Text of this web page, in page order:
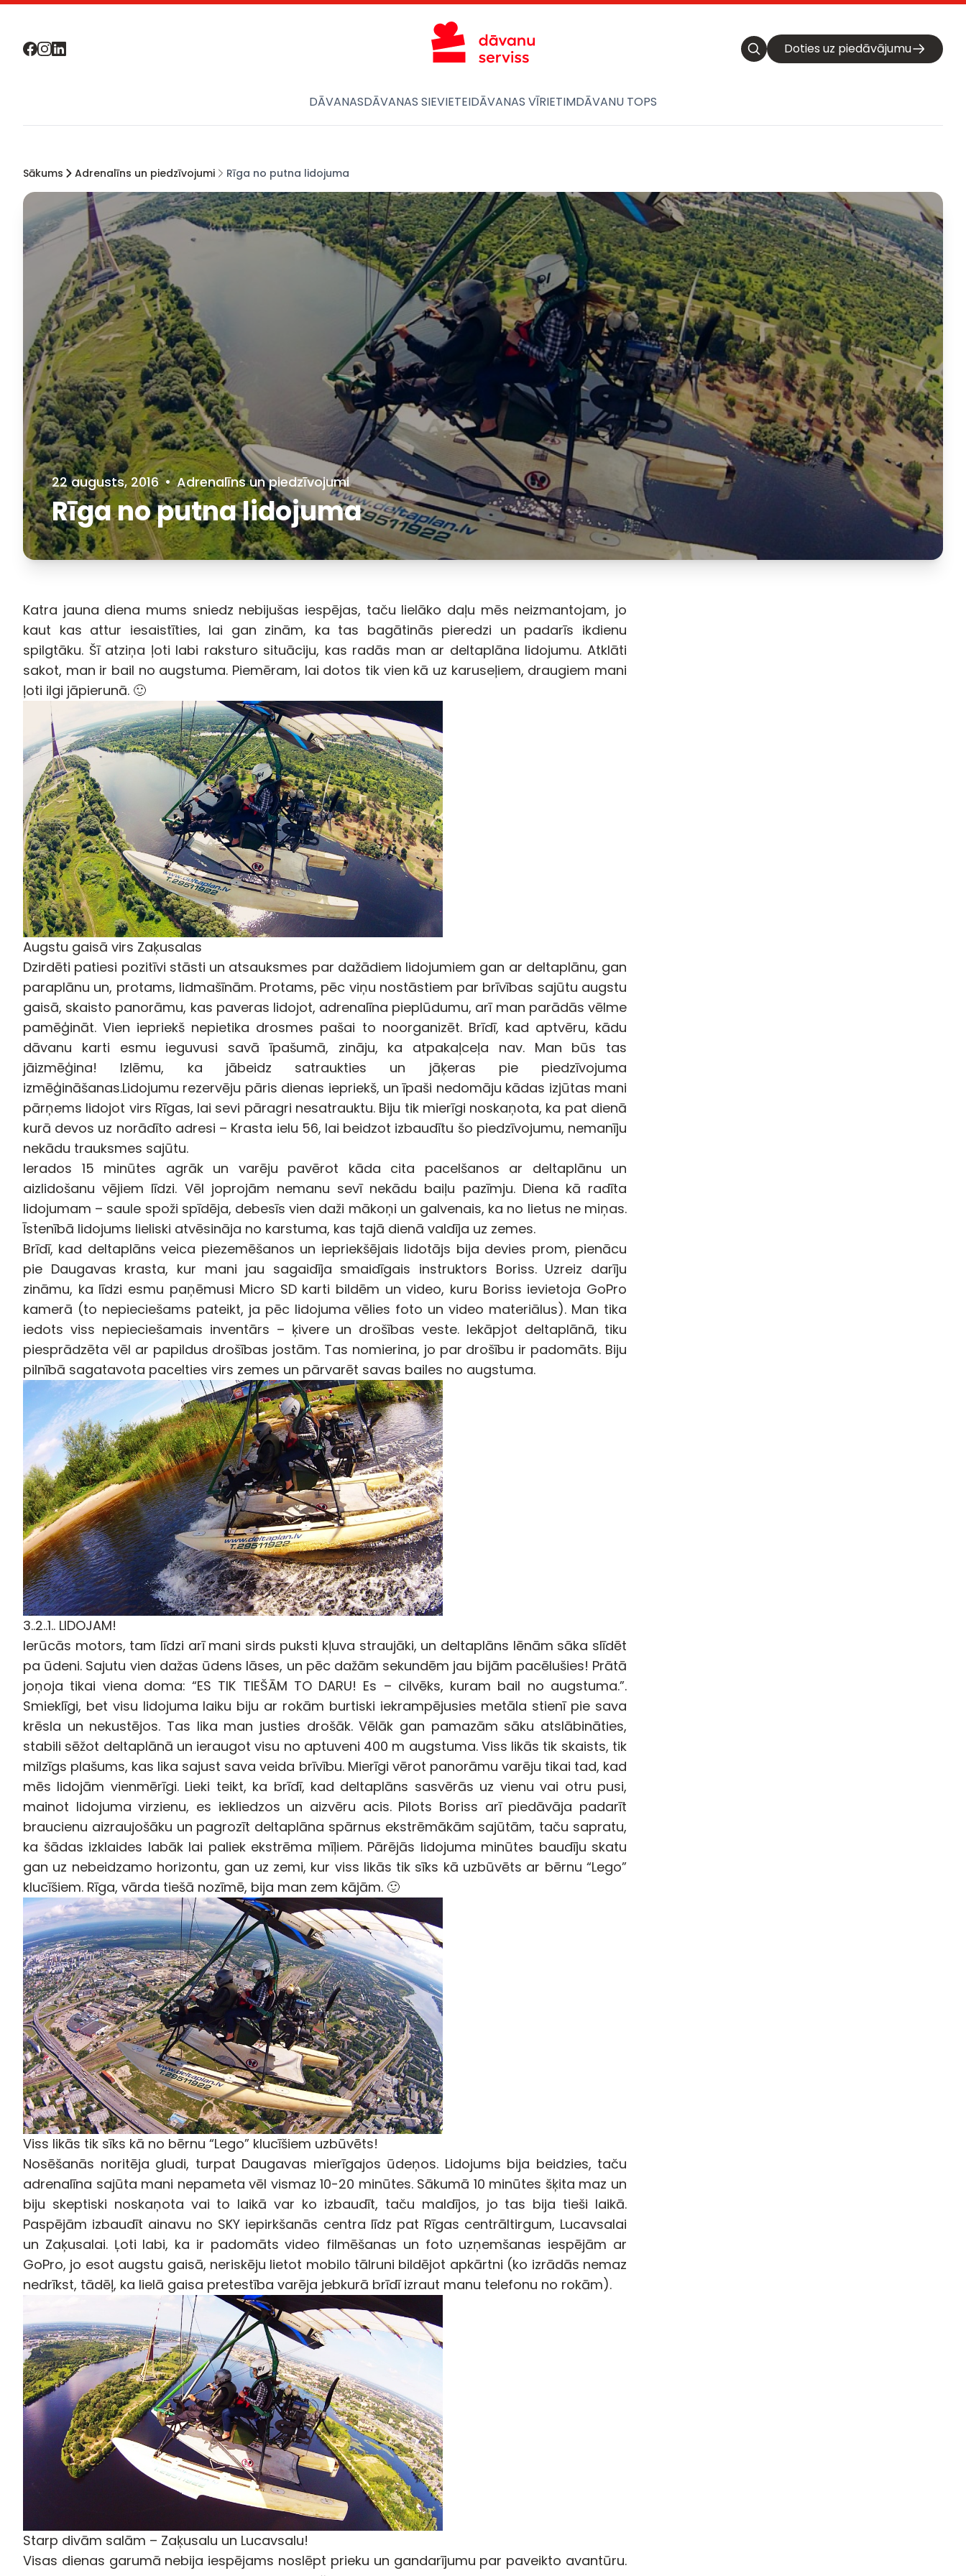
Doties uz piedāvājumu
DĀVANASDĀVANAS SIEVIETEIDĀVANAS VĪRIETIMDĀVANU TOPS
Sākums Adrenalīns un piedzīvojumi Rīga no putna lidojuma
22 augusts, 2016 • Adrenalīns un piedzīvojumi
Rīga no putna lidojuma
Katra jauna diena mums sniedz nebijušas iespējas, taču lielāko daļu mēs neizmantojam, jo
kaut kas attur iesaistīties, lai gan zinām, ka tas bagātinās pieredzi un padarīs ikdienu
spilgtāku. Šī atziņa ļoti labi raksturo situāciju, kas radās man ar deltaplāna lidojumu. Atklāti
sakot, man ir bail no augstuma. Piemēram, lai dotos tik vien kā uz karuseļiem, draugiem mani
ļoti ilgi jāpierunā. 🙂
Augstu gaisā virs Zaķusalas
Dzirdēti patiesi pozitīvi stāsti un atsauksmes par dažādiem lidojumiem gan ar deltaplānu, gan
paraplānu un, protams, lidmašīnām. Protams, pēc viņu nostāstiem par brīvības sajūtu augstu
gaisā, skaisto panorāmu, kas paveras lidojot, adrenalīna pieplūdumu, arī man parādās vēlme
pamēģināt. Vien iepriekš nepietika drosmes pašai to noorganizēt. Brīdī, kad aptvēru, kādu
dāvanu karti esmu ieguvusi savā īpašumā, zināju, ka atpakaļceļa nav. Man būs tas
jāizmēģina! Izlēmu, ka jābeidz satraukties un jāķeras pie piedzīvojuma
izmēģināšanas.Lidojumu rezervēju pāris dienas iepriekš, un īpaši nedomāju kādas izjūtas mani
pārņems lidojot virs Rīgas, lai sevi pāragri nesatrauktu. Biju tik mierīgi noskaņota, ka pat dienā
kurā devos uz norādīto adresi – Krasta ielu 56, lai beidzot izbaudītu šo piedzīvojumu, nemanīju
nekādu trauksmes sajūtu.
Ierados 15 minūtes agrāk un varēju pavērot kāda cita pacelšanos ar deltaplānu un
aizlidošanu vējiem līdzi. Vēl joprojām nemanu sevī nekādu baiļu pazīmju. Diena kā radīta
lidojumam – saule spoži spīdēja, debesīs vien daži mākoņi un galvenais, ka no lietus ne miņas.
Īstenībā lidojums lieliski atvēsināja no karstuma, kas tajā dienā valdīja uz zemes.
Brīdī, kad deltaplāns veica piezemēšanos un iepriekšējais lidotājs bija devies prom, pienācu
pie Daugavas krasta, kur mani jau sagaidīja smaidīgais instruktors Boriss. Uzreiz darīju
zināmu, ka līdzi esmu paņēmusi Micro SD karti bildēm un video, kuru Boriss ievietoja GoPro
kamerā (to nepieciešams pateikt, ja pēc lidojuma vēlies foto un video materiālus). Man tika
iedots viss nepieciešamais inventārs – ķivere un drošības veste. Iekāpjot deltaplānā, tiku
piesprādzēta vēl ar papildus drošības jostām. Tas nomierina, jo par drošību ir padomāts. Biju
pilnībā sagatavota pacelties virs zemes un pārvarēt savas bailes no augstuma.
3..2..1.. LIDOJAM!
Ierūcās motors, tam līdzi arī mani sirds puksti kļuva straujāki, un deltaplāns lēnām sāka slīdēt
pa ūdeni. Sajutu vien dažas ūdens lāses, un pēc dažām sekundēm jau bijām pacēlušies! Prātā
joņoja tikai viena doma: “ES TIK TIEŠĀM TO DARU! Es – cilvēks, kuram bail no augstuma.”.
Smieklīgi, bet visu lidojuma laiku biju ar rokām burtiski iekrampējusies metāla stienī pie sava
krēsla un nekustējos. Tas lika man justies drošāk. Vēlāk gan pamazām sāku atslābināties,
stabili sēžot deltaplānā un ieraugot visu no aptuveni 400 m augstuma. Viss likās tik skaists, tik
milzīgs plašums, kas lika sajust sava veida brīvību. Mierīgi vērot panorāmu varēju tikai tad, kad
mēs lidojām vienmērīgi. Lieki teikt, ka brīdī, kad deltaplāns sasvērās uz vienu vai otru pusi,
mainot lidojuma virzienu, es iekliedzos un aizvēru acis. Pilots Boriss arī piedāvāja padarīt
braucienu aizraujošāku un pagrozīt deltaplāna spārnus ekstrēmākām sajūtām, taču sapratu,
ka šādas izklaides labāk lai paliek ekstrēma mīļiem. Pārējās lidojuma minūtes baudīju skatu
gan uz nebeidzamo horizontu, gan uz zemi, kur viss likās tik sīks kā uzbūvēts ar bērnu “Lego”
klucīšiem. Rīga, vārda tiešā nozīmē, bija man zem kājām. 🙂
Viss likās tik sīks kā no bērnu “Lego” klucīšiem uzbūvēts!
Nosēšanās noritēja gludi, turpat Daugavas mierīgajos ūdeņos. Lidojums bija beidzies, taču
adrenalīna sajūta mani nepameta vēl vismaz 10-20 minūtes. Sākumā 10 minūtes šķita maz un
biju skeptiski noskaņota vai to laikā var ko izbaudīt, taču maldījos, jo tas bija tieši laikā.
Paspējām izbaudīt ainavu no SKY iepirkšanās centra līdz pat Rīgas centrāltirgum, Lucavsalai
un Zaķusalai. Ļoti labi, ka ir padomāts video filmēšanas un foto uzņemšanas iespējām ar
GoPro, jo esot augstu gaisā, neriskēju lietot mobilo tālruni bildējot apkārtni (ko izrādās nemaz
nedrīkst, tādēļ, ka lielā gaisa pretestība varēja jebkurā brīdī izraut manu telefonu no rokām).
Starp divām salām – Zaķusalu un Lucavsalu!
Visas dienas garumā nebija iespējams noslēpt prieku un gandarījumu par paveikto avantūru.